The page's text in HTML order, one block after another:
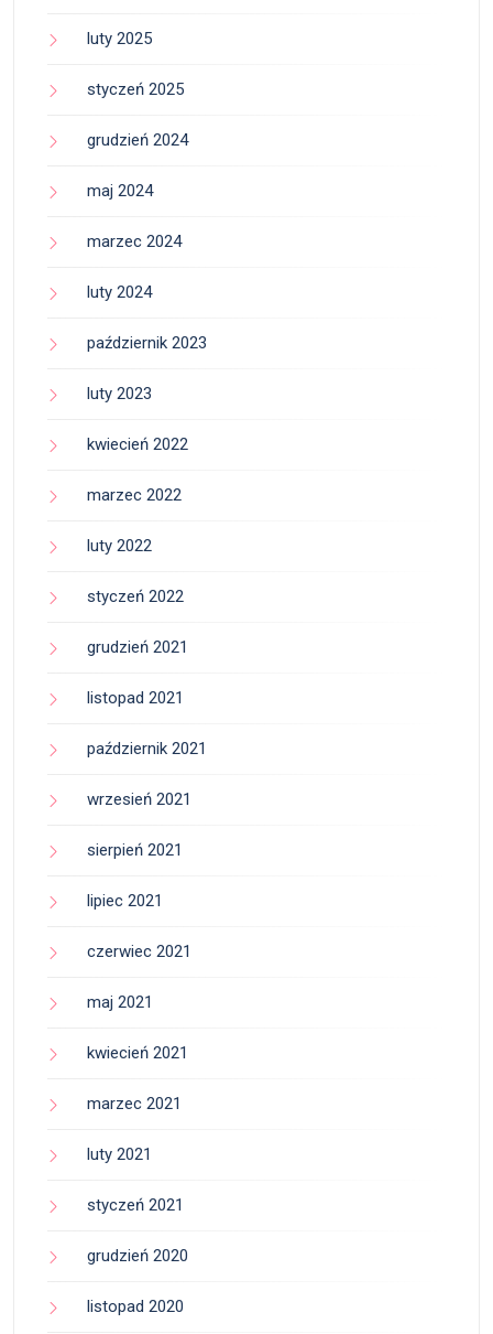
luty 2025
styczeń 2025
grudzień 2024
maj 2024
marzec 2024
luty 2024
październik 2023
luty 2023
kwiecień 2022
marzec 2022
luty 2022
styczeń 2022
grudzień 2021
listopad 2021
październik 2021
wrzesień 2021
sierpień 2021
lipiec 2021
czerwiec 2021
maj 2021
kwiecień 2021
marzec 2021
luty 2021
styczeń 2021
grudzień 2020
listopad 2020